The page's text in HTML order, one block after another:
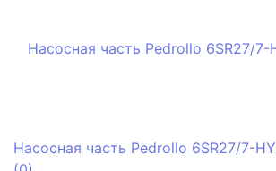
Насосная часть Pedrollo 6SR27/7-